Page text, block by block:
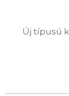
Új típusú